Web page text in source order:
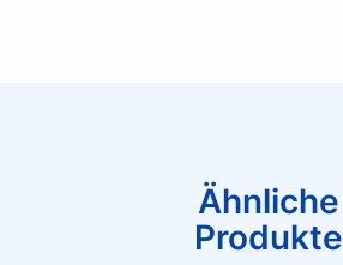
Ähnliche
Produkte